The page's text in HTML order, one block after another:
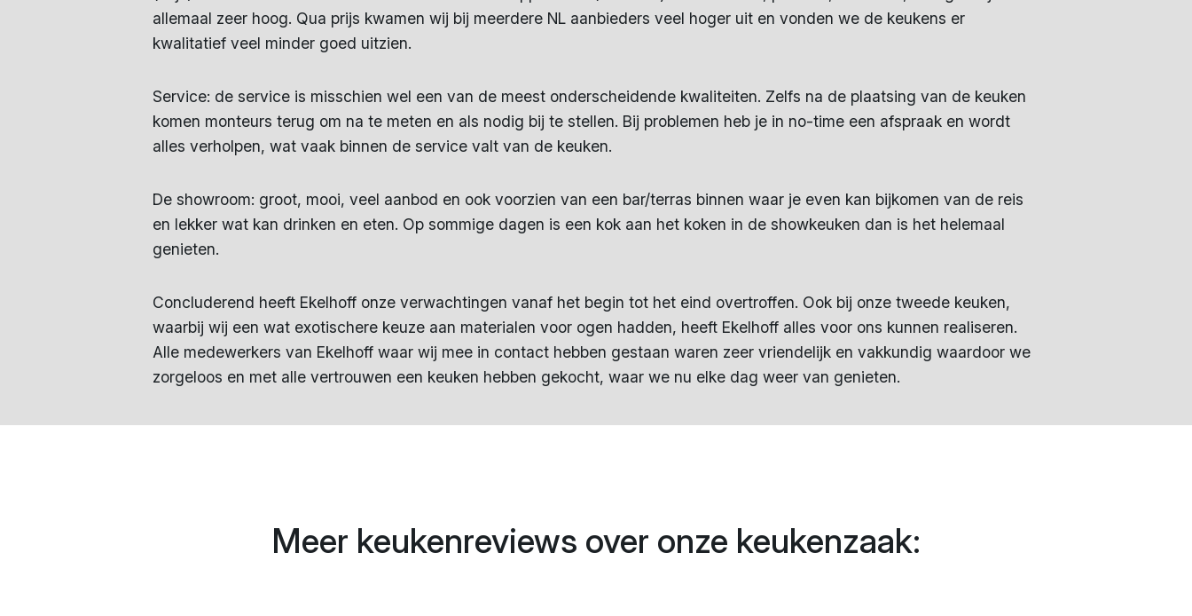
allemaal zeer hoog. Qua prijs kwamen wij bij meerdere NL aanbieders veel hoger uit en vonden we de keukens er
kwalitatief veel minder goed uitzien.
Service: de service is misschien wel een van de meest onderscheidende kwaliteiten. Zelfs na de plaatsing van de keuken
komen monteurs terug om na te meten en als nodig bij te stellen. Bij problemen heb je in no-time een afspraak en wordt
alles verholpen, wat vaak binnen de service valt van de keuken.
De showroom: groot, mooi, veel aanbod en ook voorzien van een bar/terras binnen waar je even kan bijkomen van de reis
en lekker wat kan drinken en eten. Op sommige dagen is een kok aan het koken in de showkeuken dan is het helemaal
genieten.
Concluderend heeft Ekelhoff onze verwachtingen vanaf het begin tot het eind overtroffen. Ook bij onze tweede keuken,
waarbij wij een wat exotischere keuze aan materialen voor ogen hadden, heeft Ekelhoff alles voor ons kunnen realiseren.
Alle medewerkers van Ekelhoff waar wij mee in contact hebben gestaan waren zeer vriendelijk en vakkundig waardoor we
zorgeloos en met alle vertrouwen een keuken hebben gekocht, waar we nu elke dag weer van genieten.
Meer keukenreviews over onze keukenzaak: